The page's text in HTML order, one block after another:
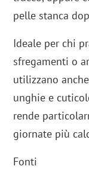
pelle stanca
Ideale per chi
sfregamenti o
utilizzano
unghie e
rende
giornate più
Fonti